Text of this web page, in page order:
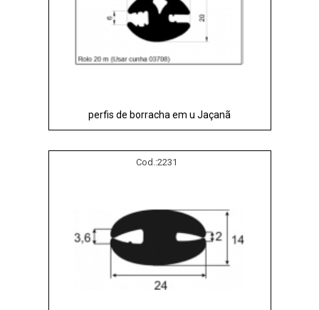
perfis de borracha em u Jaçanã
Cod.:2231